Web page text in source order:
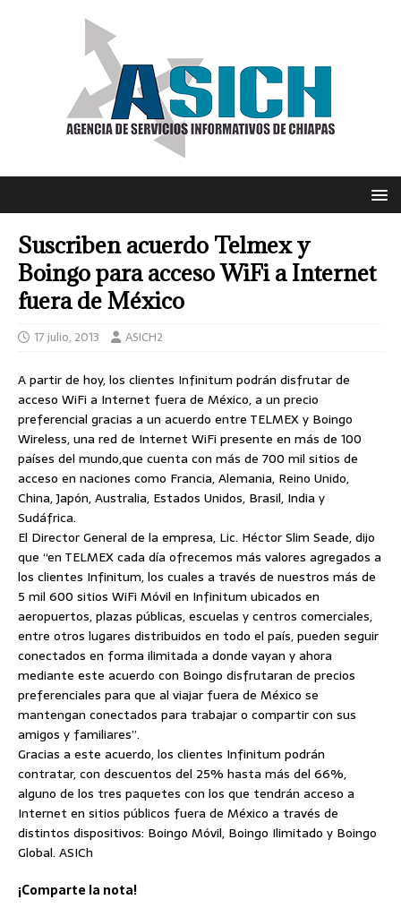
Suscriben acuerdo Telmex y
Boingo para acceso WiFi a Internet
fuera de México
17 julio, 2013 ASICH2
A partir de hoy, los clientes Infinitum podrán disfrutar de
acceso WiFi a Internet fuera de México, a un precio
preferencial gracias a un acuerdo entre TELMEX y Boingo
Wireless, una red de Internet WiFi presente en más de 100
países del mundo,que cuenta con más de 700 mil sitios de
acceso en naciones como Francia, Alemania, Reino Unido,
China, Japón, Australia, Estados Unidos, Brasil, India y
Sudáfrica.
El Director General de la empresa, Lic. Héctor Slim Seade, dijo
que “en TELMEX cada día ofrecemos más valores agregados a
los clientes Infinitum, los cuales a través de nuestros más de
5 mil 600 sitios WiFi Móvil en Infinitum ubicados en
aeropuertos, plazas públicas, escuelas y centros comerciales,
entre otros lugares distribuidos en todo el país, pueden seguir
conectados en forma ilimitada a donde vayan y ahora
mediante este acuerdo con Boingo disfrutaran de precios
preferenciales para que al viajar fuera de México se
mantengan conectados para trabajar o compartir con sus
amigos y familiares”.
Gracias a este acuerdo, los clientes Infinitum podrán
contratar, con descuentos del 25% hasta más del 66%,
alguno de los tres paquetes con los que tendrán acceso a
Internet en sitios públicos fuera de México a través de
distintos dispositivos: Boingo Móvil, Boingo Ilimitado y Boingo
Global. ASICh
¡Comparte la nota!